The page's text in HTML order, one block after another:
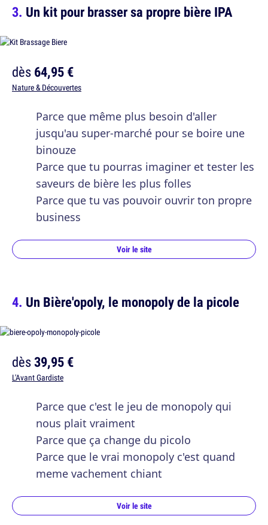
Un kit pour brasser sa propre bière IPA
dès64,95 €
Nature & Découvertes
Parce que même plus besoin d'aller
jusqu'au super-marché pour se boire une
binouze
Parce que tu pourras imaginer et tester les
saveurs de bière les plus folles
Parce que tu vas pouvoir ouvrir ton propre
business
Voir le site
Un Bière'opoly, le monopoly de la picole
dès39,95 €
L'Avant Gardiste
Parce que c'est le jeu de monopoly qui
nous plait vraiment
Parce que ça change du picolo
Parce que le vrai monopoly c'est quand
meme vachement chiant
Voir le site